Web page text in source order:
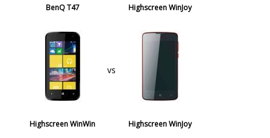
BenQ T47 Highscreen WinJoy
Highscreen WinWin
vs
Highscreen WinJoy